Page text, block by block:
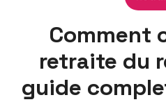
Comment
retraite du
guide